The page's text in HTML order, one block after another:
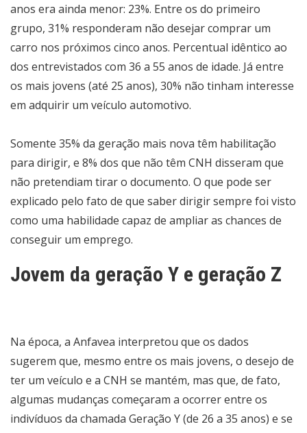
anos era ainda menor: 23%. Entre os do primeiro
grupo, 31% responderam não desejar comprar um
carro nos próximos cinco anos. Percentual idêntico ao
dos entrevistados com 36 a 55 anos de idade. Já entre
os mais jovens (até 25 anos), 30% não tinham interesse
em adquirir um veículo automotivo.
Somente 35% da geração mais nova têm habilitação
para dirigir, e 8% dos que não têm CNH disseram que
não pretendiam tirar o documento. O que pode ser
explicado pelo fato de que saber dirigir sempre foi visto
como uma habilidade capaz de ampliar as chances de
conseguir um emprego.
Jovem da geração Y e geração Z
Na época, a Anfavea interpretou que os dados
sugerem que, mesmo entre os mais jovens, o desejo de
ter um veículo e a CNH se mantém, mas que, de fato,
algumas mudanças começaram a ocorrer entre os
indivíduos da chamada Geração Y (de 26 a 35 anos) e se